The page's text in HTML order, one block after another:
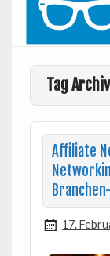
Tag
Affiliate
17.